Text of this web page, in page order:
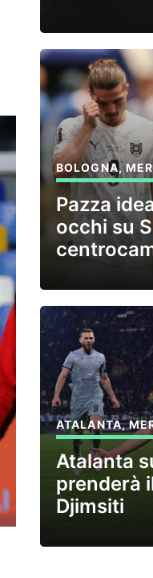
BOLOGNA,
Pazza
occhi su
ATALANTA,
Atalanta
prenderà
Djimsiti